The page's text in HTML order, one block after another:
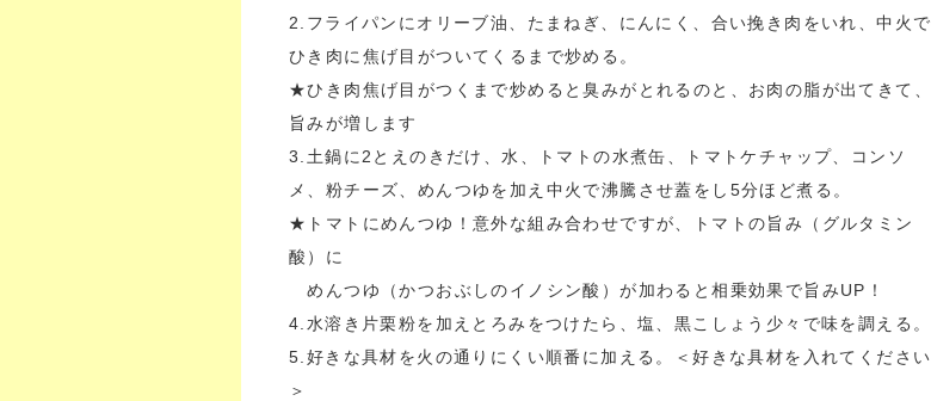
2.フライパンにオリーブ油、たまねぎ、にんにく、合い挽き肉をいれ、中火で
ひき肉に焦げ目がついてくるまで炒める。
★ひき肉焦げ目がつくまで炒めると臭みがとれるのと、お肉の脂が出てきて、
旨みが増します
3.土鍋に2とえのきだけ、水、トマトの水煮缶、トマトケチャップ、コンソ
メ、粉チーズ、めんつゆを加え中火で沸騰させ蓋をし5分ほど煮る。
★トマトにめんつゆ！意外な組み合わせですが、トマトの旨み（グルタミン
酸）に
めんつゆ（かつおぶしのイノシン酸）が加わると相乗効果で旨みUP！
4.水溶き片栗粉を加えとろみをつけたら、塩、黒こしょう少々で味を調える。
5.好きな具材を火の通りにくい順番に加える。＜好きな具材を入れてください
＞